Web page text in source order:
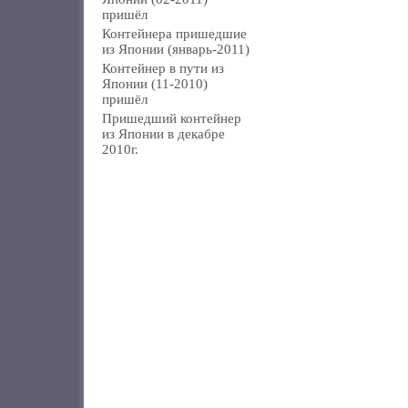
пришёл
Контейнера пришедшие
из Японии (январь-2011)
Контейнер в пути из
Японии (11-2010)
пришёл
Пришедший контейнер
из Японии в декабре
2010г.